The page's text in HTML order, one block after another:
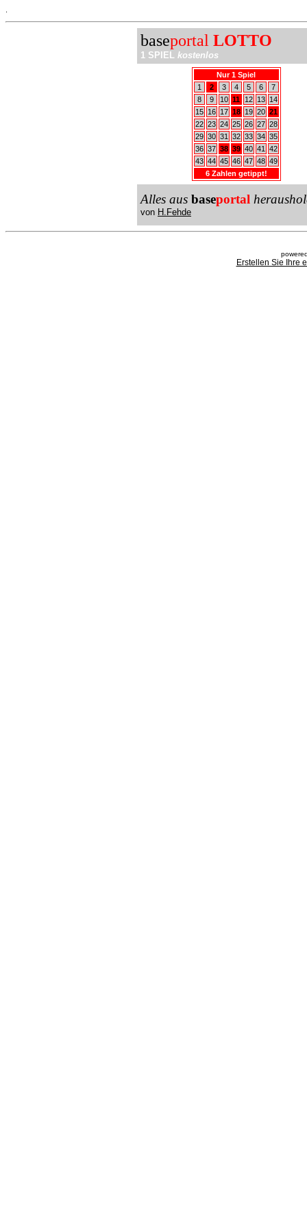
baseportal LOTTO
1 SPIEL kostenlos
Nur 1 Spiel
1
2 3 4 5 6
7
8
9 10 11 12 13
14
15
16 17 18 19 20 21
22 23 24 25 26 27 28
29 30 31 32 33 34 35
36 37 38 39 40 41
42
43 44 45 46 47 48 49
6 Zahlen getippt!
Alles aus baseportal
von H.Fehde
Erstellen Sie Ihre